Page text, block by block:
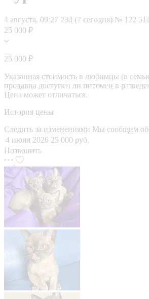
4 августа, 09:27 234 (7 сегодня) № 122
25 000 ₽
25 000 ₽
Указанная стоимость в любимцы (в
продавца доступен ли питомец в
Цена может отличаться.
История цены
Следить за изменениями Мы сообщим об
4 июня 2026 25 000 руб.
Позвонить